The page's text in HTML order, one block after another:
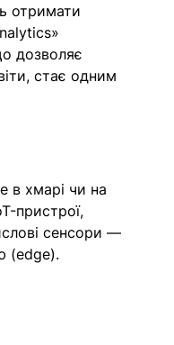
отримати
дозволяє
стає одним
в хмарі чи на
пристрої,
сенсори —
(edge).